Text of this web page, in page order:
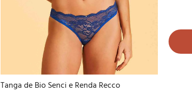
Tanga de Bio Senci e Renda Recco